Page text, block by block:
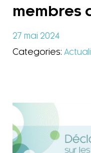
membres
27 mai 2024
Categories: